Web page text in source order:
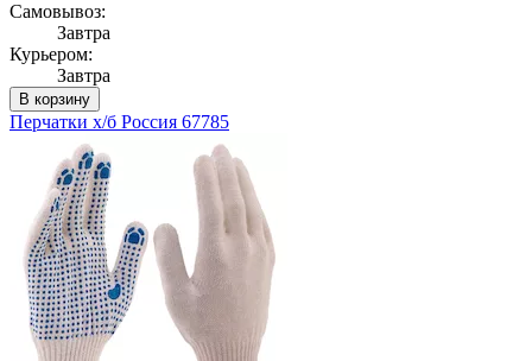
Самовывоз:
Завтра
Курьером:
Завтра
В корзину
Перчатки х/б Россия 67785